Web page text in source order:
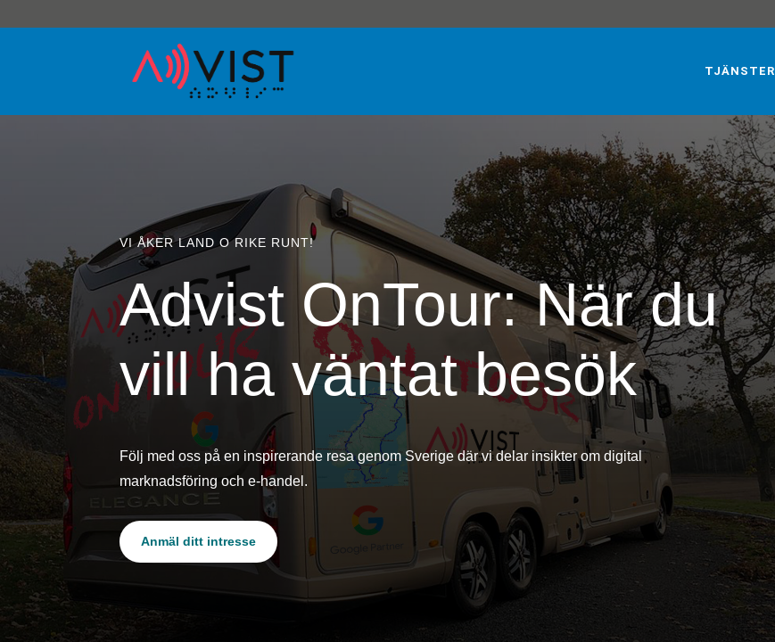
TJÄNSTER
VI ÅKER LAND O RIKE RUNT!
Advist OnTour: När du
vill ha väntat besök
Följ med oss på en inspirerande resa genom Sverige där vi delar insikter om digital
marknadsföring och e-handel.
Anmäl ditt intresse